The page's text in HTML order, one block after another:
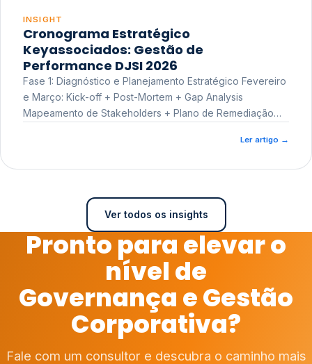
INSIGHT
Cronograma Estratégico
Keyassociados: Gestão de
Performance DJSI 2026
Fase 1: Diagnóstico e Planejamento Estratégico Fevereiro
e Março: Kick-off + Post-Mortem + Gap Analysis
Mapeamento de Stakeholders + Plano de Remediação
Ler artigo →
Ver todos os insights
Pronto para elevar o
nível de
Governança e Gestão
Corporativa?
Fale com um consultor e descubra o caminho mais